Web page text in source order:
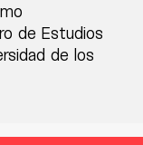
de Estudios
de los